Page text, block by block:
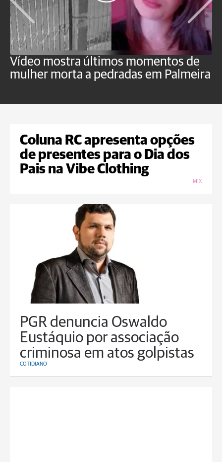
Vídeo mostra últimos momentos de
mulher morta a pedradas em Palmeira
Coluna RC apresenta opções
de presentes para o Dia dos
Pais na Vibe Clothing
MIX
PGR denuncia Oswaldo
Eustáquio por associação
criminosa em atos golpistas
COTIDIANO